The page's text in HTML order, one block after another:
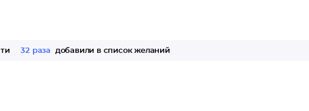
32 раза добавили в список желаний